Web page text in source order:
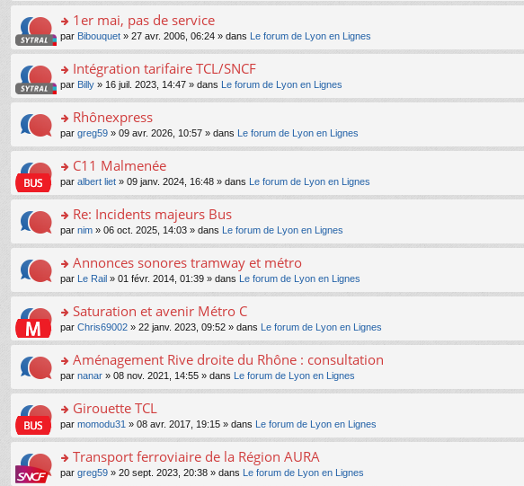
e
nt
s
ré
c
e
nt
le
pl
u
s
ré
c
e
nt
e
n
n
le
pl
u
s
ré
c
e
nt
a
g
e
n
n
le
pl
u
s
ré
c
e
nt
le
m
e
s
a
g
e
n
n
le
pl
u
s
ré
c
e
nt
s
ult
er
le
m
e
s
a
g
e
n
n
le
pl
u
s
ré
c
e
nt
o
n
s
ult
er
le
m
e
s
a
g
e
n
n
le
pl
u
s
ré
c
e
nt
1er mai, pas de service
par Bibouquet » 27 avr. 2006, 06:24 » dans Le forum de Lyon en Lignes
o
n
s
ult
er
le
m
e
s
a
g
e
n
n
le
pl
u
s
ré
c
e
nt
Intégration tarifaire TCL/SNCF
par Billy » 16 juil. 2023, 14:47 » dans Le forum de Lyon en Lignes
o
n
s
ult
er
le
m
e
s
a
g
e
n
n
le
pl
u
s
ré
c
e
nt
Rhônexpress
par greg59 » 09 avr. 2026, 10:57 » dans Le forum de Lyon en Lignes
o
n
s
ult
er
le
m
e
s
a
g
e
n
n
le
pl
u
s
ré
c
C11 Malmenée
par albert liet » 09 janv. 2024, 16:48 » dans Le forum de Lyon en Lignes
o
n
s
ult
er
le
m
e
s
a
g
e
n
n
le
pl
Re: Incidents majeurs Bus
par nim » 06 oct. 2025, 14:03 » dans Le forum de Lyon en Lignes
o
n
s
ult
er
le
m
e
s
a
g
e
n
n
Annonces sonores tramway et métro
par Le Rail » 01 févr. 2014, 01:39 » dans Le forum de Lyon en Lignes
o
n
s
ult
er
le
m
e
s
a
g
Saturation et avenir Métro C
par Chris69002 » 22 janv. 2023, 09:52 » dans Le forum de Lyon en Lignes
o
n
s
ult
er
le
m
e
s
Aménagement Rive droite du Rhône : consultation
par nanar » 08 nov. 2021, 14:55 » dans Le forum de Lyon en Lignes
o
n
s
ult
er
Girouette TCL
par momodu31 » 08 avr. 2017, 19:15 » dans Le forum de Lyon en Lignes
o
Transport ferroviaire de la Région AURA
par greg59 » 20 sept. 2023, 20:38 » dans Le forum de Lyon en Lignes